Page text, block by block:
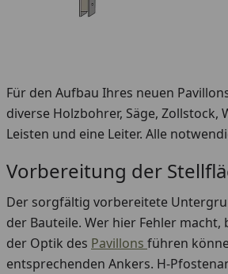
Für den Aufbau Ihres neuen
diverse Holzbohrer, Säge, Zollstock,
Leisten und eine Leiter. Alle
Vorbereitung der
Der sorgfältig vorbereitete
der Bauteile. Wer hier Fehler
der Optik des Pavillons führen
entsprechenden Ankers. H-